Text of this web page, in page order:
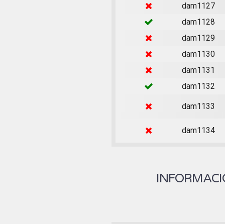
dam1127
dam1128
dam1129
dam1130
dam1131
dam1132
dam1133
dam1134